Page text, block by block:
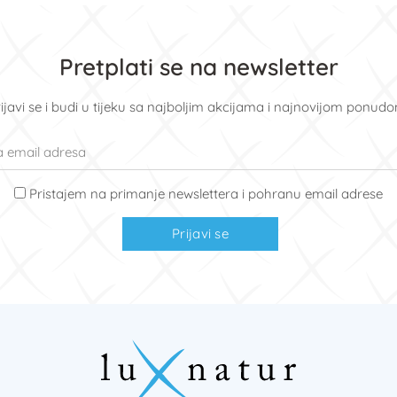
Pretplati se na newsletter
se i budi u tijeku sa najboljim akcijama i najnovijom
Pristajem na primanje newslettera i pohranu email adrese
Prijavi se